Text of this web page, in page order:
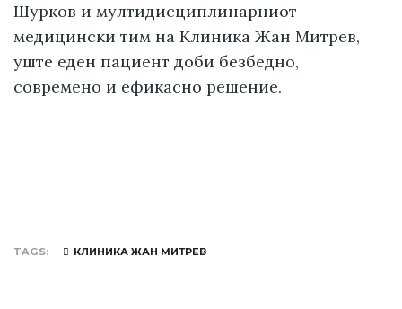
Шурков и мултидисциплинарниот
медицински тим на Клиника Жан Митрев,
уште еден пациент доби безбедно,
современо и ефикасно решение.
TAGS КЛИНИКА ЖАН МИТРЕВ